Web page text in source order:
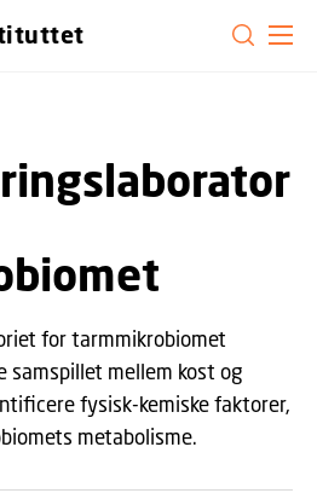
for tarmmikrobiomet
samspillet mellem kost og
fysisk-kemiske faktorer,
metabolisme.